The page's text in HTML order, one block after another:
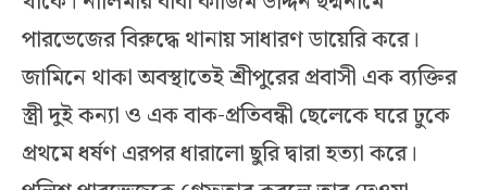
পারভেজের বিরুদ্ধে থানায় সাধারণ ডায়েরি করে।
জামিনে থাকা অবস্থাতেই শ্রীপুরের প্রবাসী এক ব্যক্তির
স্ত্রী দুই কন্যা ও এক বাক-প্রতিবন্ধী ছেলেকে ঘরে ঢুকে
প্রথমে ধর্ষণ এরপর ধারালো ছুরি দ্বারা হত্যা করে।